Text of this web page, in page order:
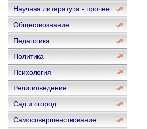
Научная литература - прочее
Обществознание
Педагогика
Политика
Психология
Религиоведение
Сад и огород
Самосовершенствование